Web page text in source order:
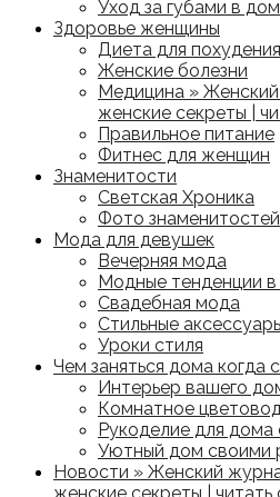
Уход за губами в
Здоровье женщины
Диета для похудения
Женские болезни
Медицина »
женские секреты |
Правильное питание
Фитнес для женщин
Знаменитости
Светская Хроника
Фото знаменитостей
Мода для девушек
Вечерняя мода
Модные тенденции
Свадебная мода
Стильные
Уроки стиля
Чем заняться дома когда
Интерьер вашего
Комнатное
Рукоделие для дома
Уютный дом своими
Новости » Женский